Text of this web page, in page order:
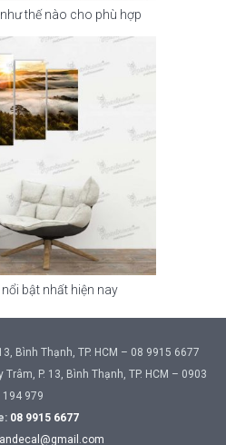
thế nào cho phù hợp
bật nhất hiện nay
Bình Thạnh, TP. HCM – 08 9915 6677
P. 13, Bình Thạnh, TP. HCM – 0903
194 979
08 9915 6677